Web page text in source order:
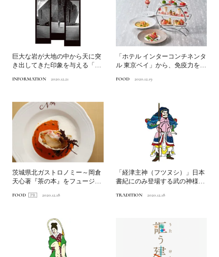
巨大な岩が大地の中から天に突
き出してきた印象を与える「角
INFORMATION 2020.12.21
「ホテル インターコンチネンタ
ル 東京ベイ」から、免疫力を意
FOOD 2020.12.19
茨城県北ガストロノミー～岡倉
天心著『茶の本』をフュージョ
FOOD 2020.12.18
「経津主神（フツヌシ）」日本
書紀にのみ登場する武の神様日
TRADITION 2020.12.18